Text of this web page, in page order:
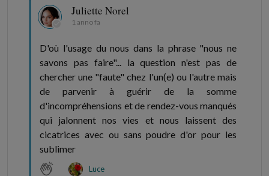
Juliette Norel
1 anno fa
D'où l'usage du nous dans la phrase "nous ne
savons pas faire"... la question n'est pas de
chercher une "faute" chez l'un(e) ou l'autre mais
de parvenir à guérir de la somme
d'incompréhensions et de rendez-vous manqués
qui jalonnent nos vies et nous laissent des
cicatrices avec ou sans poudre d'or pour les
sublimer
Luce